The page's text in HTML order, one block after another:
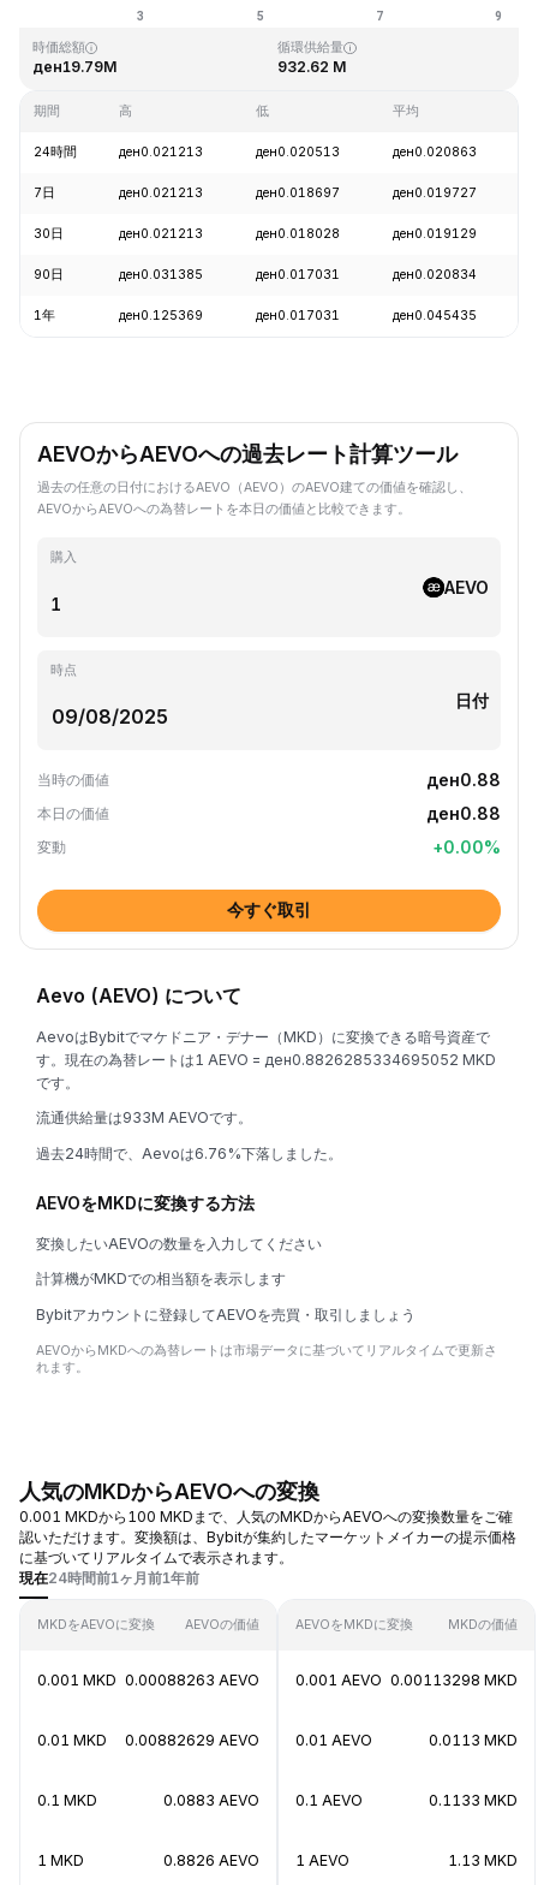
時価総額
ден19.79M
循環供給量
932.62 M
期間 高 低 平均
24時間 ден0.021213 ден0.020513 ден0.020863
7日 ден0.021213 ден0.018697 ден0.019727
30日 ден0.021213 ден0.018028 ден0.019129
90日 ден0.031385 ден0.017031 ден0.020834
1年 ден0.125369 ден0.017031 ден0.045435
AEVOからAEVOへの過去レート計算ツール
過去の任意の日付におけるAEVO（AEVO）のAEVO建ての価値を確認し、
AEVOからAEVOへの為替レートを本日の価値と比較できます。
購入
AEVO
時点
日付
当時の価値 ден0.88
本日の価値 ден0.88
変動 +0.00%
今すぐ取引
Aevo (AEVO) について
AevoはBybitでマケドニア・デナー（MKD）に変換できる暗号資産で
す。現在の為替レートは1 AEVO = ден0.8826285334695052 MKD
です。
流通供給量は933M AEVOです。
過去24時間で、Aevoは6.76%下落しました。
AEVOをMKDに変換する方法
変換したいAEVOの数量を入力してください
計算機がMKDでの相当額を表示します
Bybitアカウントに登録してAEVOを売買・取引しましょう
AEVOからMKDへの為替レートは市場データに基づいてリアルタイムで更新さ
れます。
人気のMKDからAEVOへの変換
0.001 MKDから100 MKDまで、人気のMKDからAEVOへの変換数量をご確
認いただけます。変換額は、Bybitが集約したマーケットメイカーの提示価格
に基づいてリアルタイムで表示されます。
現在24時間前1ヶ月前1年前
MKDをAEVOに変換 AEVOの価値
0.001 MKD 0.00088263 AEVO
0.01 MKD 0.00882629 AEVO
0.1 MKD 0.0883 AEVO
1 MKD 0.8826 AEVO
AEVOをMKDに変換 MKDの価値
0.001 AEVO 0.00113298 MKD
0.01 AEVO 0.0113 MKD
0.1 AEVO 0.1133 MKD
1 AEVO 1.13 MKD